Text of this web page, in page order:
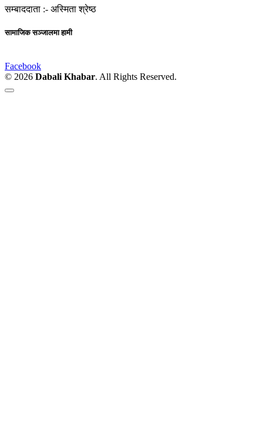
सम्बाददाता :- अस्मिता श्रेष्ठ
सामाजिक सञ्जालमा हामी
Facebook
© 2026 Dabali Khabar. All Rights Reserved.